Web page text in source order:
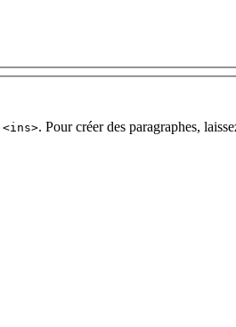
<ins>. Pour créer des paragraphes,